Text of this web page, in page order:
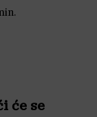
će se